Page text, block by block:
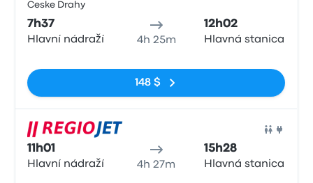
Ceske Drahy
7h37
Hlavní nádraží 4h 25m
12h02
Hlavná stanica
148 $
11h01
Hlavní nádraží 4h 27m
15h28
Hlavná stanica